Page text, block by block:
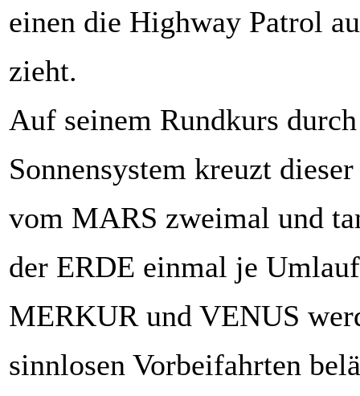
einen die Highway Patrol
zieht.
Auf seinem Rundkurs
Sonnensystem kreuzt
vom MARS zweimal und
der ERDE einmal je
MERKUR und VENUS
sinnlosen Vorbeifahrten